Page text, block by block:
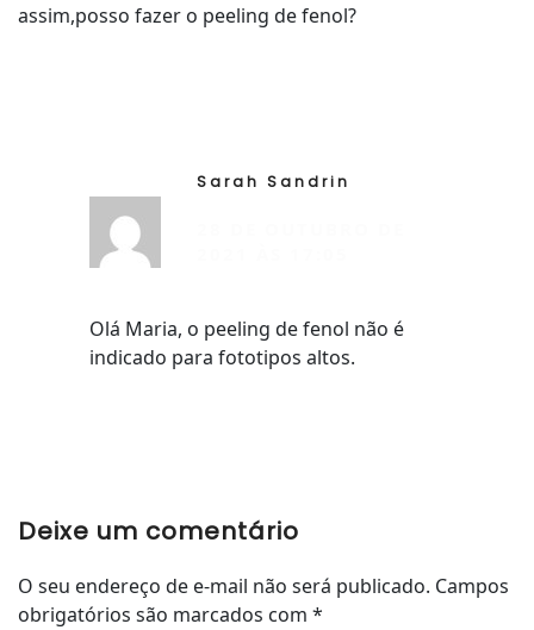
assim,posso fazer o peeling de fenol?
Sarah Sandrin
Olá Maria, o peeling de fenol não é
indicado para fototipos altos.
Deixe um comentário
O seu endereço de e-mail não será publicado. Campos
obrigatórios são marcados com *